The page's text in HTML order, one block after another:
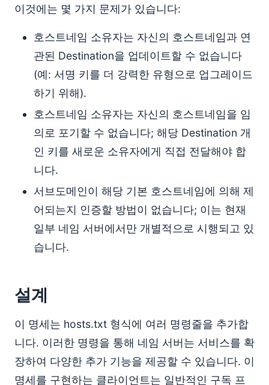
이것에는 몇 가지 문제가 있습니다:
호스트네임 소유자는 자신의 호스트네임과 연
관된 Destination을 업데이트할 수 없습니다
(예: 서명 키를 더 강력한 유형으로 업그레이드
하기 위해).
호스트네임 소유자는 자신의 호스트네임을 임
의로 포기할 수 없습니다; 해당 Destination 개
인 키를 새로운 소유자에게 직접 전달해야 합
니다.
서브도메인이 해당 기본 호스트네임에 의해 제
어되는지 인증할 방법이 없습니다; 이는 현재
일부 네임 서버에서만 개별적으로 시행되고 있
습니다.
설계
이 명세는 hosts.txt 형식에 여러 명령줄을 추가합
니다. 이러한 명령을 통해 네임 서버는 서비스를 확
장하여 다양한 추가 기능을 제공할 수 있습니다. 이
명세를 구현하는 클라이언트는 일반적인 구독 프